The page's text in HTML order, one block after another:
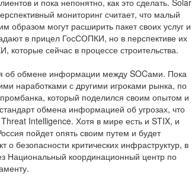
мониторинг считает, что малый
образом могут расширить пакет своих услуг и
в прицел ГосСОПКИ, но в перспективе их
сейчас в процессе строительства.
об обмене информации между SOCами. Пока
наработками с другими игроками рынка, по
который поделился своим опытом и
обмена информацией об угрозах, что
Intelligence. Хотя в мире есть и STIX, и
пойдет опять своим путем и будет
о безопасности критических инфраструктур, в
Национальный координационный центр по